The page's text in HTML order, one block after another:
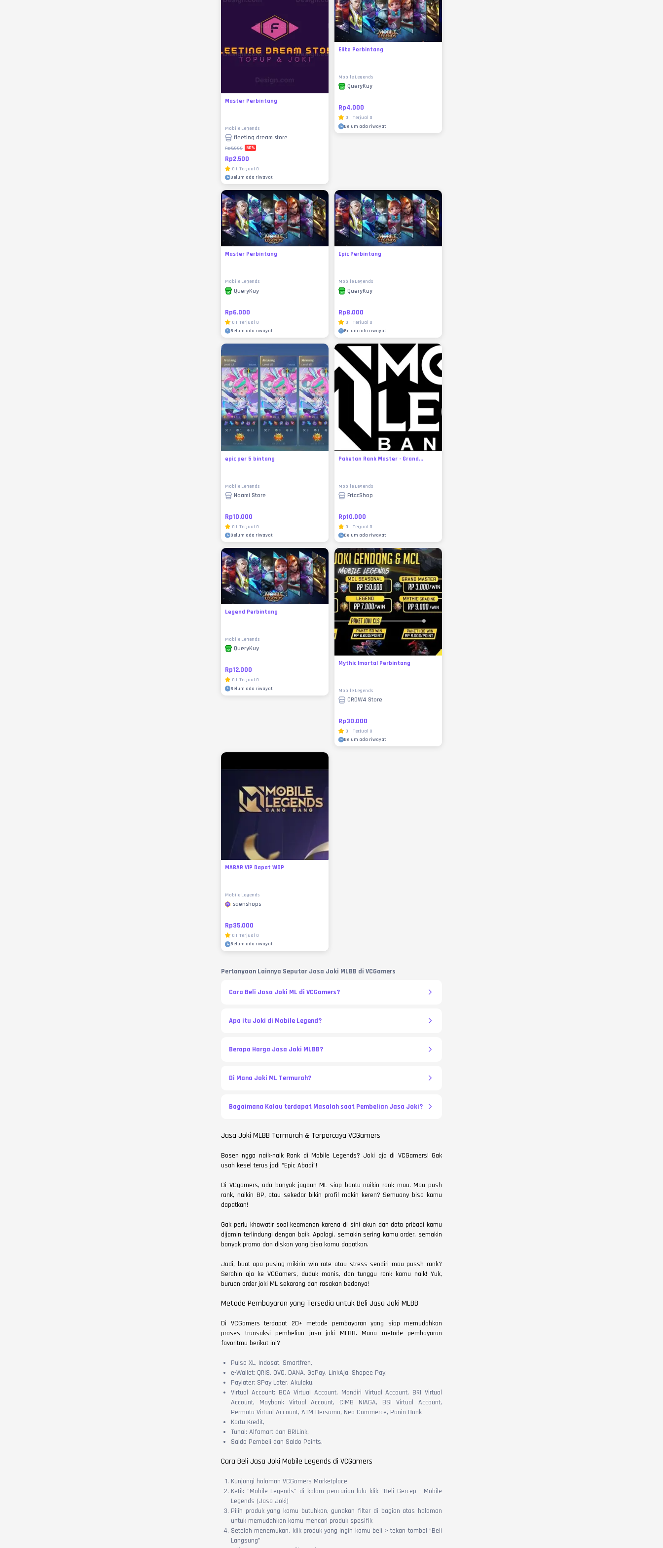
Master Perbintang
Mobile Legends
fleeting dream store
Rp5.000 50%
Rp2.500
0 | Terjual 0
Belum ada riwayat
Elite Perbintang
Mobile Legends
QueryKuy
Rp4.000
0 | Terjual 0
Belum ada riwayat
Master Perbintang
Mobile Legends
QueryKuy
Rp6.000
0 | Terjual 0
Belum ada riwayat
Epic Perbintang
Mobile Legends
QueryKuy
Rp8.000
0 | Terjual 0
Belum ada riwayat
epic per 5 bintang
Mobile Legends
Noami Store
Rp10.000
0 | Terjual 0
Belum ada riwayat
Paketan Rank Master - Grand...
Mobile Legends
FrizzShop
Rp10.000
0 | Terjual 0
Belum ada riwayat
Legend Perbintang
Mobile Legends
QueryKuy
Rp12.000
0 | Terjual 0
Belum ada riwayat
Mythic Imortal Perbintang
Mobile Legends
CROW4 Store
Rp30.000
0 | Terjual 0
Belum ada riwayat
MABAR VIP Dapat WDP
Mobile Legends
saenshops
Rp35.000
0 | Terjual 0
Belum ada riwayat
Pertanyaan Lainnya Seputar Jasa Joki MLBB di VCGamers
Cara Beli Jasa Joki ML di VCGamers?
Apa itu Joki di Mobile Legend?
Berapa Harga Jasa Joki MLBB?
Di Mana Joki ML Termurah?
Bagaimana Kalau terdapat Masalah saat Pembelian Jasa Joki?
Jasa Joki MLBB Termurah & Terpercaya VCGamers
Bosen ngga naik-naik Rank di Mobile Legends? Joki aja di VCGamers! Gak
usah kesel terus jadi “Epic Abadi”!
Di VCgamers, ada banyak jagoan ML siap bantu naikin rank mau. Mau push
rank, naikin BP, atau sekedar bikin profil makin keren? Semuany bisa kamu
dapatkan!
Gak perlu khawatir soal keamanan karena di sini akun dan data pribadi kamu
dijamin terlindungi dengan baik. Apalagi, semakin sering kamu order, semakin
banyak promo dan diskon yang bisa kamu dapatkan.
Jadi, buat apa pusing mikirin win rate atau stress sendiri mau pussh rank?
Serahin aja ke VCGamers, duduk manis, dan tunggu rank kamu naik! Yuk,
buruan order joki ML sekarang dan rasakan bedanya!
Metode Pembayaran yang Tersedia untuk Beli Jasa Joki MLBB
Di VCGamers terdapat 20+ metode pembayaran yang siap memudahkan
proses transaksi pembelian jasa joki MLBB. Mana metode pembayaran
favoritmu berikut ini?
Pulsa XL, Indosat, Smartfren,
e-Wallet: QRIS, OVO, DANA, GoPay, LinkAja, Shopee Pay,
Paylater: SPay Later, Akulaku,
Virtual Account: BCA Virtual Account, Mandiri Virtual Account, BRI Virtual
Account, Maybank Virtual Account, CIMB NIAGA, BSI Virtual Account,
Permata Virtual Account, ATM Bersama, Neo Commerce, Panin Bank
Kartu Kredit,
Tunai: Alfamart dan BRILink,
Saldo Pembeli dan Saldo Points.
Cara Beli Jasa Joki Mobile Legends di VCGamers
Kunjungi halaman VCGamers Marketplace
Ketik “Mobile Legends” di kolom pencarian lalu klik “Beli Gercep - Mobile
Legends (Jasa Joki)
Pilih produk yang kamu butuhkan, gunakan filter di bagian atas halaman
untuk memudahkan kamu mencari produk spesifik
Setelah menemukan, klik produk yang ingin kamu beli > tekan tombol “Beli
Langsung”